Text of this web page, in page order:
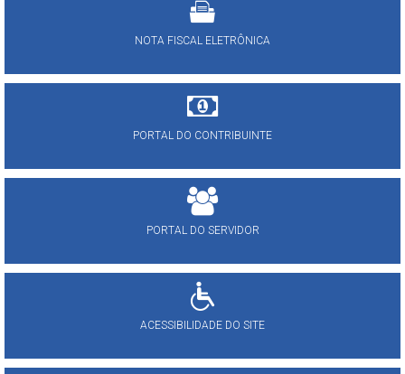
NOTA FISCAL ELETRÔNICA
PORTAL DO CONTRIBUINTE
PORTAL DO SERVIDOR
ACESSIBILIDADE DO SITE